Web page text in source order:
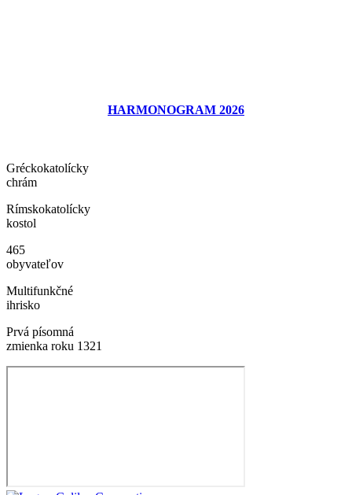
HARMONOGRAM 2026
Gréckokatolícky
chrám
Rímskokatolícky
kostol
465
obyvateľov
Multifunkčné
ihrisko
Prvá písomná
zmienka roku 1321